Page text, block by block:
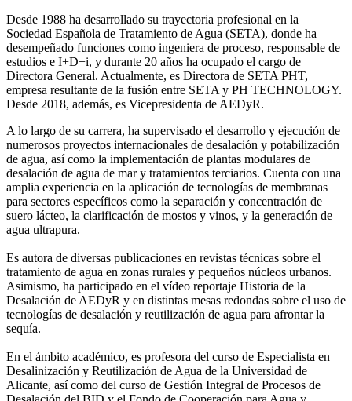
Desde 1988 ha desarrollado su trayectoria profesional en la
Sociedad Española de Tratamiento de Agua (SETA), donde ha
desempeñado funciones como ingeniera de proceso, responsable de
estudios e I+D+i, y durante 20 años ha ocupado el cargo de
Directora General. Actualmente, es Directora de SETA PHT,
empresa resultante de la fusión entre SETA y PH TECHNOLOGY.
Desde 2018, además, es Vicepresidenta de AEDyR.
A lo largo de su carrera, ha supervisado el desarrollo y ejecución de
numerosos proyectos internacionales de desalación y potabilización
de agua, así como la implementación de plantas modulares de
desalación de agua de mar y tratamientos terciarios. Cuenta con una
amplia experiencia en la aplicación de tecnologías de membranas
para sectores específicos como la separación y concentración de
suero lácteo, la clarificación de mostos y vinos, y la generación de
agua ultrapura.
Es autora de diversas publicaciones en revistas técnicas sobre el
tratamiento de agua en zonas rurales y pequeños núcleos urbanos.
Asimismo, ha participado en el vídeo reportaje Historia de la
Desalación de AEDyR y en distintas mesas redondas sobre el uso de
tecnologías de desalación y reutilización de agua para afrontar la
sequía.
En el ámbito académico, es profesora del curso de Especialista en
Desalinización y Reutilización de Agua de la Universidad de
Alicante, así como del curso de Gestión Integral de Procesos de